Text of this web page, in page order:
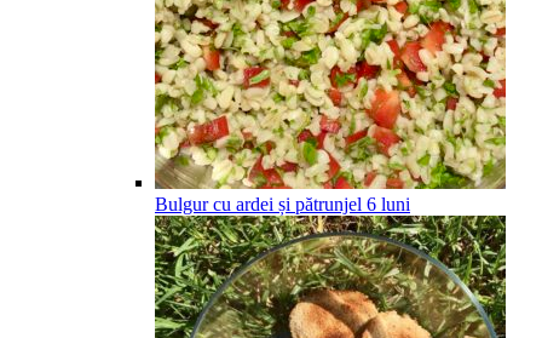
Bulgur cu ardei și pătrunjel 6 luni